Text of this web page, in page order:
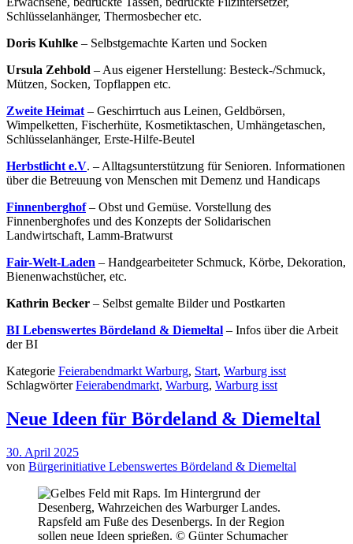
Schlüsselanhänger, Thermosbecher etc.
Doris Kuhlke – Selbstgemachte Karten und Socken
Ursula Zehbold – Aus eigener Herstellung: Besteck-/Schmuck,
Mützen, Socken, Topflappen etc.
Zweite Heimat– Geschirrtuch aus Leinen, Geldbörsen,
Wimpelketten, Fischerhüte, Kosmetiktaschen, Umhängetaschen,
Schlüsselanhänger, Erste-Hilfe-Beutel
Herbstlicht e.V. – Alltagsunterstützung für Senioren. Informationen
über die Betreuung von Menschen mit Demenz und Handicaps
Finnenberghof– Obst und Gemüse. Vorstellung des
Finnenberghofes und des Konzepts der Solidarischen
Landwirtschaft, Lamm-Bratwurst
Fair-Welt-Laden – Handgearbeiteter Schmuck, Körbe, Dekoration,
Bienenwachstücher, etc.
Kathrin Becker – Selbst gemalte Bilder und Postkarten
BI Lebenswertes Bördeland & Diemeltal – Infos über die Arbeit
der BI
Kategorie Feierabendmarkt Warburg, Start, Warburg isst
SchlagwörterFeierabendmarkt, Warburg, Warburg isst
Neue Ideen für Bördeland & Diemeltal
30. April 2025
von Bürgerinitiative Lebenswertes Bördeland & Diemeltal
Rapsfeld am Fuße des Desenbergs. In der Region
sollen neue Ideen sprießen. © Günter Schumacher